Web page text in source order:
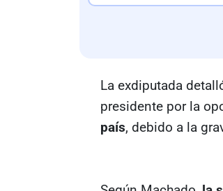
La exdiputada
presidente por la
país, debido a la